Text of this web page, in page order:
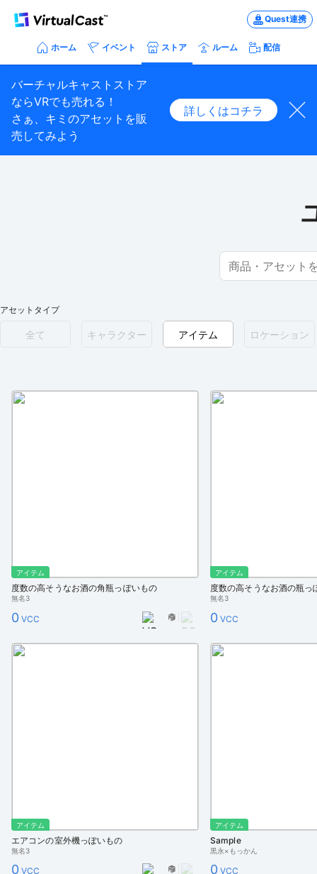
Quest連携
ホーム イベント ストア ルーム 配信
バーチャルキャストストア
ならVRでも売れる！
さぁ、キミのアセットを販
売してみよう
詳しくはコチラ
アセットタイプ
全て キャラクター アイテム ロケーション
アイテム
度数の高そうなお酒の角瓶っぽいもの
無名3
0 VCC
アイテム
度数の高そうなお酒の瓶っ
無名3
0 VCC
アイテム
エアコンの室外機っぽいもの
無名3
0 VCC
アイテム
Sample
黒永×もっかん
0 VCC